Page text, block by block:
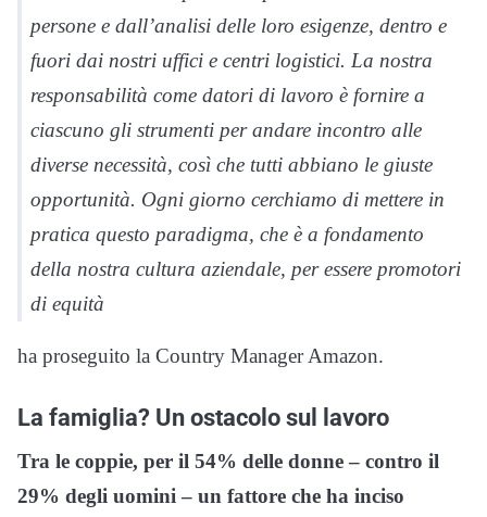
persone e dall’analisi delle loro esigenze, dentro e
fuori dai nostri uffici e centri logistici. La nostra
responsabilità come datori di lavoro è fornire a
ciascuno gli strumenti per andare incontro alle
diverse necessità, così che tutti abbiano le giuste
opportunità. Ogni giorno cerchiamo di mettere in
pratica questo paradigma, che è a fondamento
della nostra cultura aziendale, per essere promotori
di equità
ha proseguito la Country Manager Amazon.
La famiglia? Un ostacolo sul lavoro
Tra le coppie, per il 54% delle donne – contro il
29% degli uomini – un fattore che ha inciso